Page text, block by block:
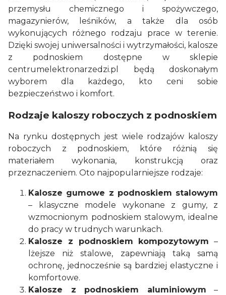
przemysłu chemicznego i spożywczego,
magazynierów, leśników, a także dla osób
wykonujących różnego rodzaju prace w terenie.
Dzięki swojej uniwersalności i wytrzymałości, kalosze
z podnoskiem dostępne w sklepie
centrumelektronarzedzi.pl będą doskonałym
wyborem dla każdego, kto ceni sobie
bezpieczeństwo i komfort.
Rodzaje kaloszy roboczych z podnoskiem
Na rynku dostępnych jest wiele rodzajów kaloszy
roboczych z podnoskiem, które różnią się
materiałem wykonania, konstrukcją oraz
przeznaczeniem. Oto najpopularniejsze rodzaje:
Kalosze gumowe z podnoskiem stalowym
– klasyczne modele wykonane z gumy, z
wzmocnionym podnoskiem stalowym, idealne
do pracy w trudnych warunkach.
Kalosze z podnoskiem kompozytowym –
lżejsze niż stalowe, zapewniają taką samą
ochronę, jednocześnie są bardziej elastyczne i
komfortowe.
Kalosze z podnoskiem aluminiowym –